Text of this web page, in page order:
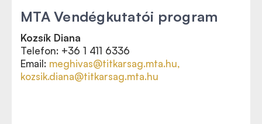
MTA Vendégkutatói program
Kozsík Diana
Telefon: +36 1 411 6336
Email: meghivas@titkarsag.mta.hu,
kozsik.diana@titkarsag.mta.hu